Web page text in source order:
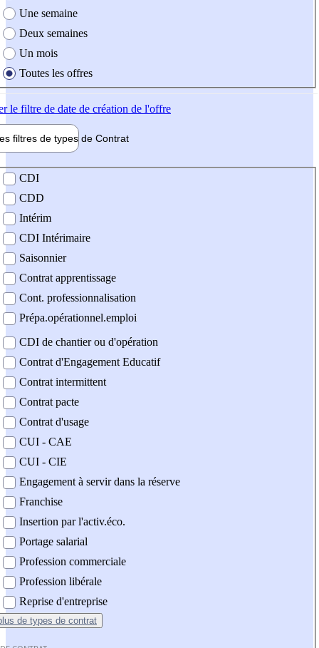
Une semaine
Deux semaines
Un mois
Toutes les offres
le filtre de date de création de l'offre
filtres de types de Contrat
contrat
CDI
CDD
Intérim
CDI Intérimaire
Saisonnier
Contrat apprentissage
Cont. professionnalisation
Prépa.opérationnel.emploi
CDI de chantier ou d'opération
Contrat d'Engagement Educatif
Contrat intermittent
Contrat pacte
Contrat d'usage
CUI - CAE
CUI - CIE
Engagement à servir dans la réserve
Franchise
Insertion par l'activ.éco.
Portage salarial
Profession commerciale
Profession libérale
Reprise d'entreprise
de types de contrat